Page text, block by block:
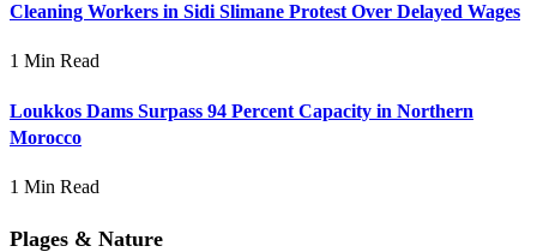
Cleaning Workers in Sidi Slimane Protest Over Delayed Wages
1 Min Read
Loukkos Dams Surpass 94 Percent Capacity in Northern
Morocco
1 Min Read
Plages & Nature